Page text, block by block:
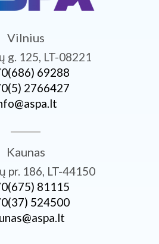
Vilnius
g. 125, LT-08221
69288
2766427
Kaunas
pr. 186, LT-44150
81115
524500